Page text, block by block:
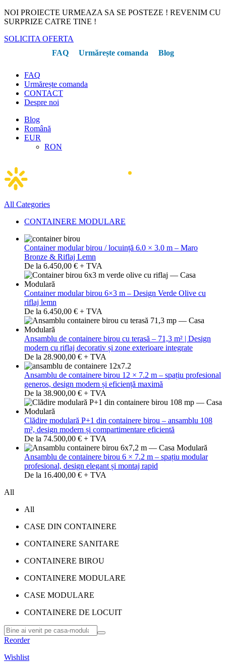
NOI PROIECTE URMEAZA SA SE POSTEZE ! REVENIM CU
SURPRIZE CATRE TINE !
SOLICITA OFERTA
FAQ
Urmărește comanda Blog
FAQ
Urmărește comanda
CONTACT
Despre noi
Blog
Română
EUR
RON
All Categories
CONTAINERE MODULARE
Container modular birou / locuință 6.0 × 3.0 m – Maro
Bronze & Riflaj Lemn
De la 6.450,00 € + TVA
Container modular birou 6×3 m – Design Verde Olive cu
riflaj lemn
De la 6.450,00 € + TVA
Ansamblu de containere birou cu terasă – 71,3 m² | Design
modern cu riflaj decorativ și zone exterioare integrate
De la 28.900,00 € + TVA
Ansamblu de containere birou 12 × 7.2 m – spațiu profesional
generos, design modern și eficiență maximă
De la 38.900,00 € + TVA
Clădire modulară P+1 din containere birou – ansamblu 108
m², design modern și compartimentare eficientă
De la 74.500,00 € + TVA
Ansamblu de containere birou 6 × 7.2 m – spațiu modular
profesional, design elegant și montaj rapid
De la 16.400,00 € + TVA
All
All
CASE DIN CONTAINERE
CONTAINERE SANITARE
CONTAINERE BIROU
CONTAINERE MODULARE
CASE MODULARE
CONTAINERE DE LOCUIT
Reorder
Wishlist